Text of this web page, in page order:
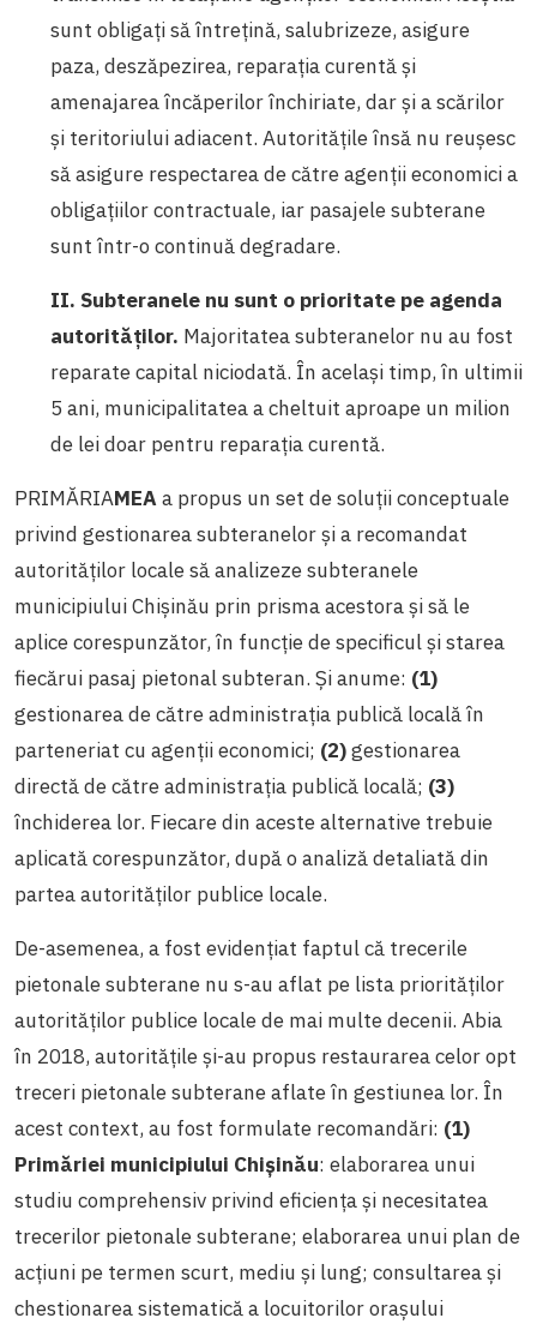
sunt obligați să întrețină, salubrizeze, asigure
paza, deszăpezirea, reparația curentă și
amenajarea încăperilor închiriate, dar și a scărilor
și teritoriului adiacent. Autoritățile însă nu reușesc
să asigure respectarea de către agenții economici a
obligațiilor contractuale, iar pasajele subterane
sunt într-o continuă degradare.
II. Subteranele nu sunt o prioritate pe agenda
autorităților. Majoritatea subteranelor nu au fost
reparate capital niciodată. În același timp, în ultimii
5 ani, municipalitatea a cheltuit aproape un milion
de lei doar pentru reparația curentă.
PRIMĂRIAMEAa propus un set de soluții conceptuale
privind gestionarea subteranelor și a recomandat
autorităților locale să analizeze subteranele
municipiului Chișinău prin prisma acestora și să le
aplice corespunzător, în funcție de specificul și starea
fiecărui pasaj pietonal subteran. Și anume: (1)
gestionarea de către administrația publică locală în
parteneriat cu agenții economici; (2)gestionarea
directă de către administrația publică locală; (3)
închiderea lor. Fiecare din aceste alternative trebuie
aplicată corespunzător, după o analiză detaliată din
partea autorităților publice locale.
De-asemenea, a fost evidențiat faptul că trecerile
pietonale subterane nu s-au aflat pe lista priorităților
autorităților publice locale de mai multe decenii. Abia
în 2018, autoritățile și-au propus restaurarea celor opt
treceri pietonale subterane aflate în gestiunea lor. În
acest context, au fost formulate recomandări: (1)
Primăriei municipiului Chișinău: elaborarea unui
studiu comprehensiv privind eficiența și necesitatea
trecerilor pietonale subterane; elaborarea unui plan de
acțiuni pe termen scurt, mediu și lung; consultarea și
chestionarea sistematică a locuitorilor orașului